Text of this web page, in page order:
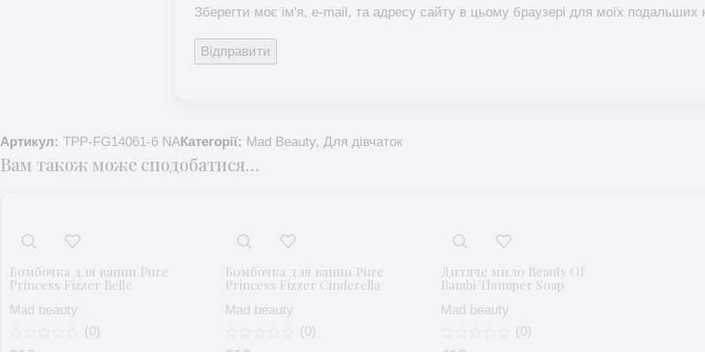
Зберегти моє ім'я, e-mail, та адресу сайту в цьому браузері для моїх подальших
Артикул: TPP-FG14061-6 NAКатегорії: Mad Beauty, Для дівчаток
Вам також може сподобатися…
Бомбочка для ванни Pure
Princess Fizzer Belle
Mad beauty
(0)
Бомбочка для ванни Pure
Princess Fizzer Cinderella
Mad beauty
(0)
Дитяче мило Beauty Of
Bambi Thumper Soap
Mad beauty
(0)